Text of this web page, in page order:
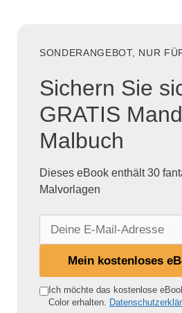
SONDERANGEBOT, NUR
Sichern Sie
GRATIS
Malbuch
Dieses eBook enthält 30
Malvorlagen
e
Mein kostenloses
Ich möchte das kostenlose
Color erhalten.